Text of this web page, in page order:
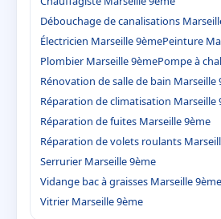
Débouchage de canalisations
Électricien Marseille 9èmePeinture
Plombier Marseille 9èmePompe à
Rénovation de salle de bain Marseille
Réparation de climatisation Marseille
Réparation de fuites Marseille 9ème
Réparation de volets roulants
Serrurier Marseille 9ème
Vidange bac à graisses Marseille 9ème
Vitrier Marseille 9ème